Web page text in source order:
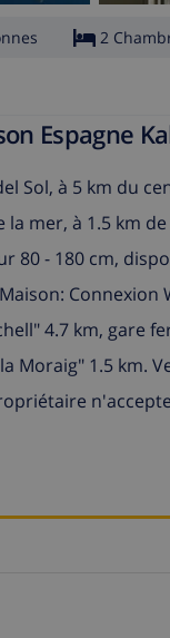
2
Espagne
Sol, à 5 km du
mer, à 1.5 km
- 180 cm,
Connexion
4.7 km, gare
Moraig" 1.5 km.